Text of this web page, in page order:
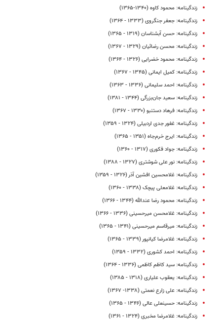
زندگینامه: محمود کاوه (۱۳۴۰-۱۳۶۵)
زندگینامه: جعفر جنگروی (۱۳۳۳ - ۱۳۶۴)
زندگینامه: حسن آبشناسان (۱۳۱۹ - ۱۳۶۵)
زندگینامه: محسن رضائیان (۱۳۲۹ - ۱۳۶۷)
زندگینامه: محمود خضرایی (۱۳۲۶ - ۱۳۶۴)
زندگینامه: کمیل ایمانی (۱۳۴۵ - ۱۳۶۷)
زندگینامه: احمد سلیمانی (۱۳۳۶ - ۱۳۶۳)
زندگینامه: سعید جان‌بزرگی (۱۳۴۴ - ۱۳۸۱)
زندگینامه: فرهاد دستنبو (۱۳۳۰ - ۱۳۶۷)
زندگینامه: غفور جدی اردبیلی (۱۳۲۴ - ۱۳۵۹)
زندگینامه: ایرج خرم‌جاه (۱۳۵۱ - ۱۳۶۵)
زندگینامه: جواد فکوری (۱۳۱۷ - ۱۳۶۰)
زندگینامه: نور علی شوشتری (۱۳۲۷ - ۱۳۸۸)
زندگینامه: غلامحسین افشین آذر (۱۳۲۶ - ۱۳۵۹)
زندگینامه: غلامعلی پیچک (۱۳۳۸ - ۱۳۶۰)
زندگینامه: محمود رضا عندالله (۱۳۴۴ - ۱۳۶۶)
زندگینامه: غلامحسن میرحسینی (۱۳۳۶ - ۱۳۶۶)
زندگینامه: میرقاسم میرحسینی (۱۳۴۱ - ۱۳۶۵)
زندگینامه: غلامرضا کیانپور (۱۳۳۹ - ۱۳۶۵)
زندگینامه: احمد کشوری (۱۳۳۲ - ۱۳۵۹)
زندگینامه: سید کاظم کاظمی (۱۳۳۶ - ۱۳۶۴)
زندگینامه: یعقوب علیاری (۱۳۱۸ - ۱۳۸۵)
زندگینامه: علی زارع نعمتی (۱۳۳۸- ۱۳۶۷)
زندگینامه: حسینعلی عالی (۱۳۴۶ - ۱۳۶۵)
زندگینامه: غلامرضا مخبری (۱۳۲۴ - ۱۳۶۱)